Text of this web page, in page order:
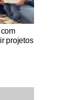
projetos